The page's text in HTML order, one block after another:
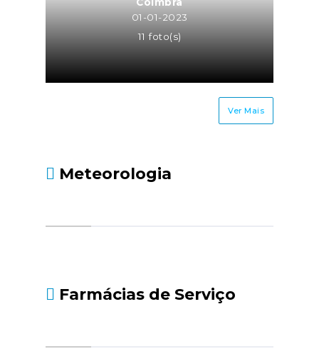
01-01-2023
11 foto(s)
Ver Mais
Meteorologia
Farmácias de Serviço